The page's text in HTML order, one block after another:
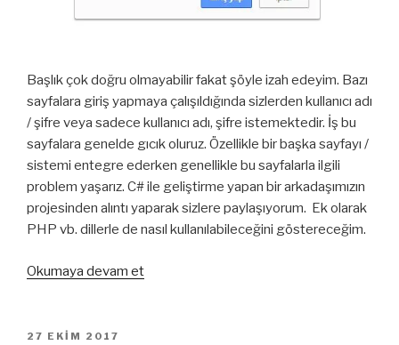
Başlık çok doğru olmayabilir fakat şöyle izah edeyim. Bazı
sayfalara giriş yapmaya çalışıldığında sizlerden kullanıcı adı
/ şifre veya sadece kullanıcı adı, şifre istemektedir. İş bu
sayfalara genelde gıcık oluruz. Özellikle bir başka sayfayı /
sistemi entegre ederken genellikle bu sayfalarla ilgili
problem yaşarız. C# ile geliştirme yapan bir arkadaşımızın
projesinden alıntı yaparak sizlere paylaşıyorum. Ek olarak
PHP vb. dillerle de nasıl kullanılabileceğini göstereceğim.
Okumaya devam et“C#
YAYIM
27 EKIM 2017